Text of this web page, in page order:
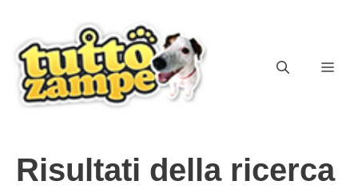
contenuto
Risultati della ricerca